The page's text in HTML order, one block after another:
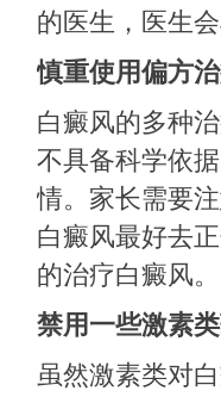
的医生，医生
慎重使用偏方
白癜风的多种
不具备科学依
情。家长需要
白癜风最好去
的治疗白癜风。
禁用一些激素
虽然激素类对